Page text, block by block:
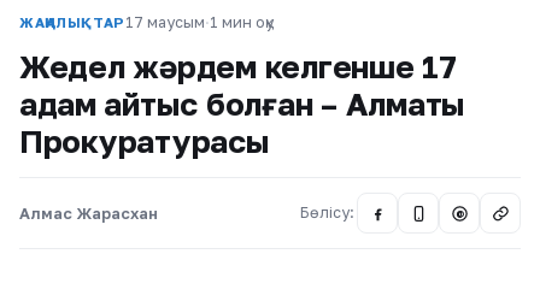
ЖАҢАЛЫҚТАР 17 маусым·1 мин оқу
Жедел жәрдем келгенше 17
адам қайтыс болған – Алматы
Прокуратурасы
Алмас Жарасхан Бөлісу: @